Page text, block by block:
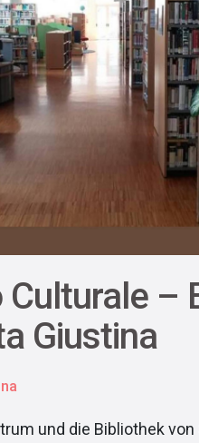
Culturale –
Giustina
und die Bibliothek